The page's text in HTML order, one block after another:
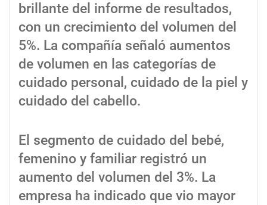
brillante del informe de resultados,
con un crecimiento del volumen del
5%. La compañía señaló aumentos
de volumen en las categorías de
cuidado personal, cuidado de la piel y
cuidado del cabello.
El segmento de cuidado del bebé,
femenino y familiar registró un
aumento del volumen del 3%. La
empresa ha indicado que vio mayor